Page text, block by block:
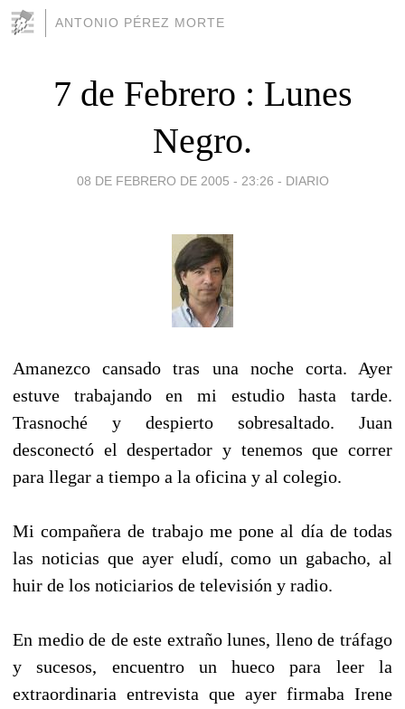
ANTONIO PÉREZ MORTE
7 de Febrero : Lunes
Negro.
08 DE FEBRERO DE 2005 - 23:26 - DIARIO
Amanezco cansado tras una noche corta. Ayer
estuve trabajando en mi estudio hasta tarde.
Trasnoché y despierto sobresaltado. Juan
desconectó el despertador y tenemos que correr
para llegar a tiempo a la oficina y al colegio.
Mi compañera de trabajo me pone al día de todas
las noticias que ayer eludí, como un gabacho, al
huir de los noticiarios de televisión y radio.
En medio de de este extraño lunes, lleno de tráfago
y sucesos, encuentro un hueco para leer la
extraordinaria entrevista que ayer firmaba Irene